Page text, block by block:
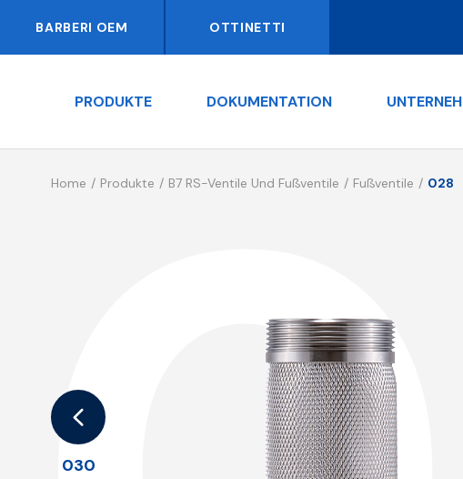
BARBERI OEM OTTINETTI
PRODUKTE DOKUMENTATION
Home Produkte B7 RS-Ventile Und Fußventile Fußventile 028
030